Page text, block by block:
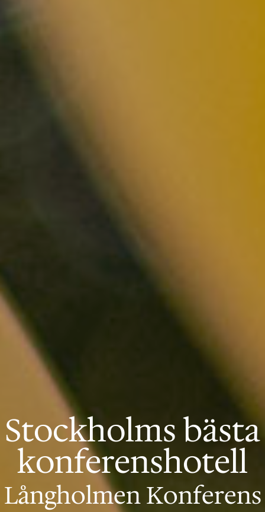
Stockholms bästa
konferenshotell
Långholmen Konferens